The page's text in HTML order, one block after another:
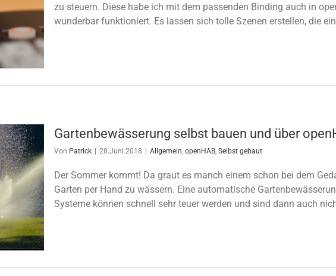
zu steuern. Diese habe ich mit dem passenden Binding auch in
wunderbar funktioniert. Es lassen sich tolle Szenen erstellen, die
Gartenbewässerung selbst bauen und über
Von Patrick | 28.Juni.2018 | Allgemein, openHAB, Selbst gebaut
Der Sommer kommt! Da graut es manch einem schon bei dem
Garten per Hand zu wässern. Eine automatische
Systeme können schnell sehr teuer werden und sind dann auch